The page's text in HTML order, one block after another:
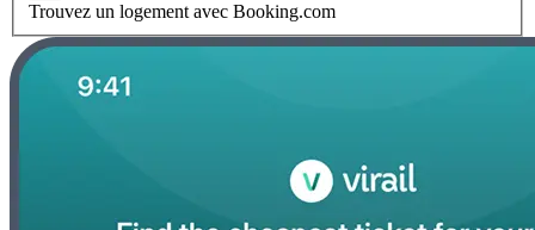
Trouvez un logement avec Booking.com